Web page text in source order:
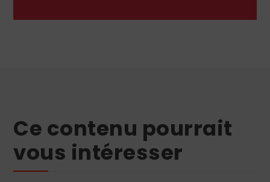
Ce contenu pourrait
vous intéresser